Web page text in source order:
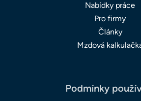
Nabídky práce
Pro firmy
Články
Mzdová
Podmínky